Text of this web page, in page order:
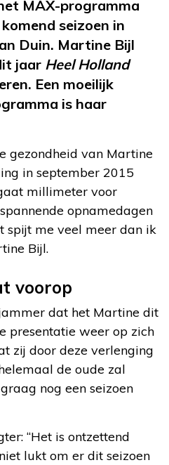
MAX-programma
seizoen in
Duin. Martine Bijl
jaar Heel Holland
Een moeilijk
is haar
gezondheid van Martine
in september 2015
millimeter voor
opnamedagen
spijt me veel meer dan ik
Bijl.
voorop
dat het Martine dit
presentatie weer op zich
zij door deze verlenging
de oude zal
nog een seizoen
“Het is ontzettend
lukt om er dit seizoen